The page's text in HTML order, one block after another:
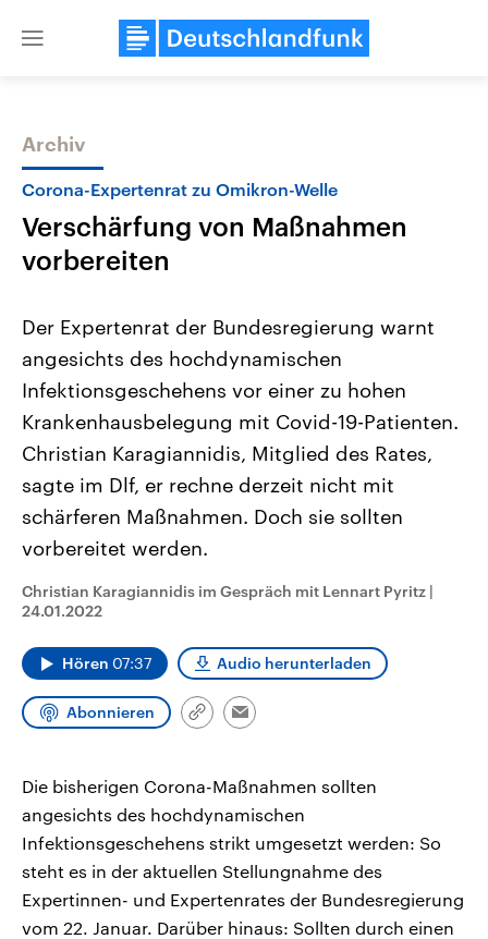
Close
Themen
Landtagswahl Sachsen-Anhalt
2026
Alle Informationen
Sachsen-Anhalt wählt am 6.
September 2026 einen neuen
Landtag. Seit 2021 wird das
Bundesland von einer Koalition aus
CDU, SPD und FDP regiert.-
Umfragen, Prognosen,
Wahlprogramme, aktuelle Berichte
und Hintergründe zu den Parteien
Wahl.
Aktuelle Beiträge,
Hintergründe
Wirtschaftlich und
gehören die Vereinigten
den mächtigsten Ländern
mit großem Einfluss auf
Sendungen Programm
Audio-Archiv
Archiv
Corona-Expertenrat zu Omikron-Welle
Verschärfung von Maßnahmen
vorbereiten
Der Expertenrat der Bundesregierung warnt
angesichts des hochdynamischen
Infektionsgeschehens vor einer zu hohen
Krankenhausbelegung mit Covid-19-Patienten.
Christian Karagiannidis, Mitglied des Rates,
sagte im Dlf, er rechne derzeit nicht mit
schärferen Maßnahmen. Doch sie sollten
vorbereitet werden.
Christian Karagiannidis im Gespräch mit Lennart Pyritz |
24.01.2022
Hören 07:37 Audio herunterladen
Abonnieren
Link
Email
Die bisherigen Corona-Maßnahmen sollten
angesichts des hochdynamischen
Infektionsgeschehens strikt umgesetzt werden: So
steht es in der aktuellen Stellungnahme des
Expertinnen- und Expertenrates der Bundesregierung
vom 22. Januar. Darüber hinaus: Sollten durch einen